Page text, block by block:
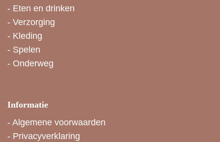
- Eten en drinken
- Verzorging
- Kleding
- Spelen
- Onderweg
Informatie
- Algemene voorwaarden
- Privacyverklaring